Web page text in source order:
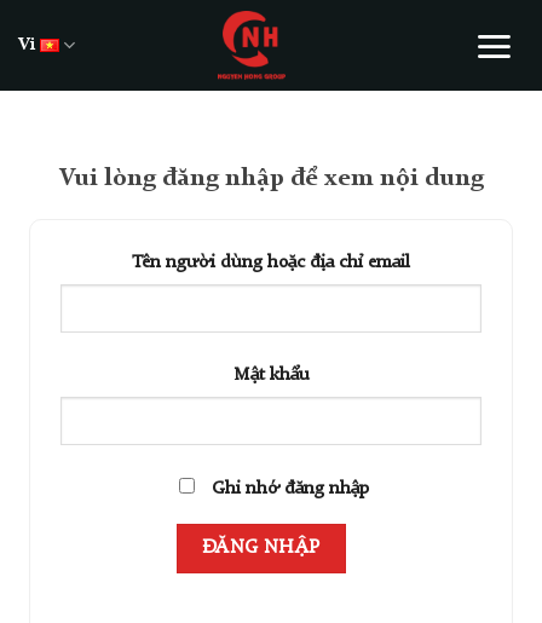
Vi
Vui lòng đăng nhập để xem nội dung
Tên người dùng hoặc địa chỉ email
Mật khẩu
Ghi nhớ đăng nhập